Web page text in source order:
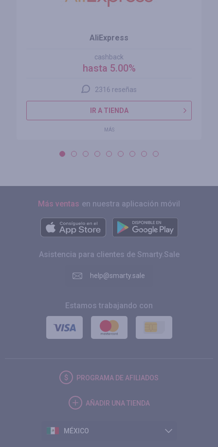
AliExpress
cashback
hasta 5.00%
2316 reseñas
IR A TIENDA
MÁS
Más ventas en nuestra aplicación móvil
Asistencia para clientes de Smarty.Sale
help@smarty.sale
Estamos trabajando con
PROGRAMA DE AFILIADOS
AÑADIR UNA TIENDA
MÉXICO